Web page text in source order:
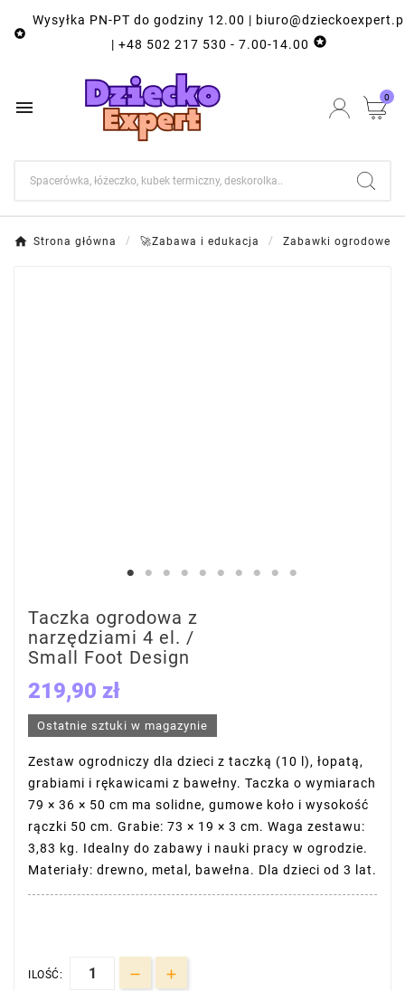

Wysyłka PN-PT do godziny 12.00 |
| +48 502 217 530 - 7.00-14.00 
 0
Strona główna 🚀Zabawa i edukacja Zabawki ogrodowe
Taczka ogrodowa z
narzędziami 4 el. /
Small Foot Design
219,90 zł
Ostatnie sztuki w magazynie
Zestaw ogrodniczy dla dzieci z taczką (10 l), łopatą,
grabiami i rękawicami z bawełny. Taczka o wymiarach
79 × 36 × 50 cm ma solidne, gumowe koło i wysokość
rączki 50 cm. Grabie: 73 × 19 × 3 cm. Waga zestawu:
3,83 kg. Idealny do zabawy i nauki pracy w ogrodzie.
Materiały: drewno, metal, bawełna. Dla dzieci od 3 lat.
ILOŚĆ: